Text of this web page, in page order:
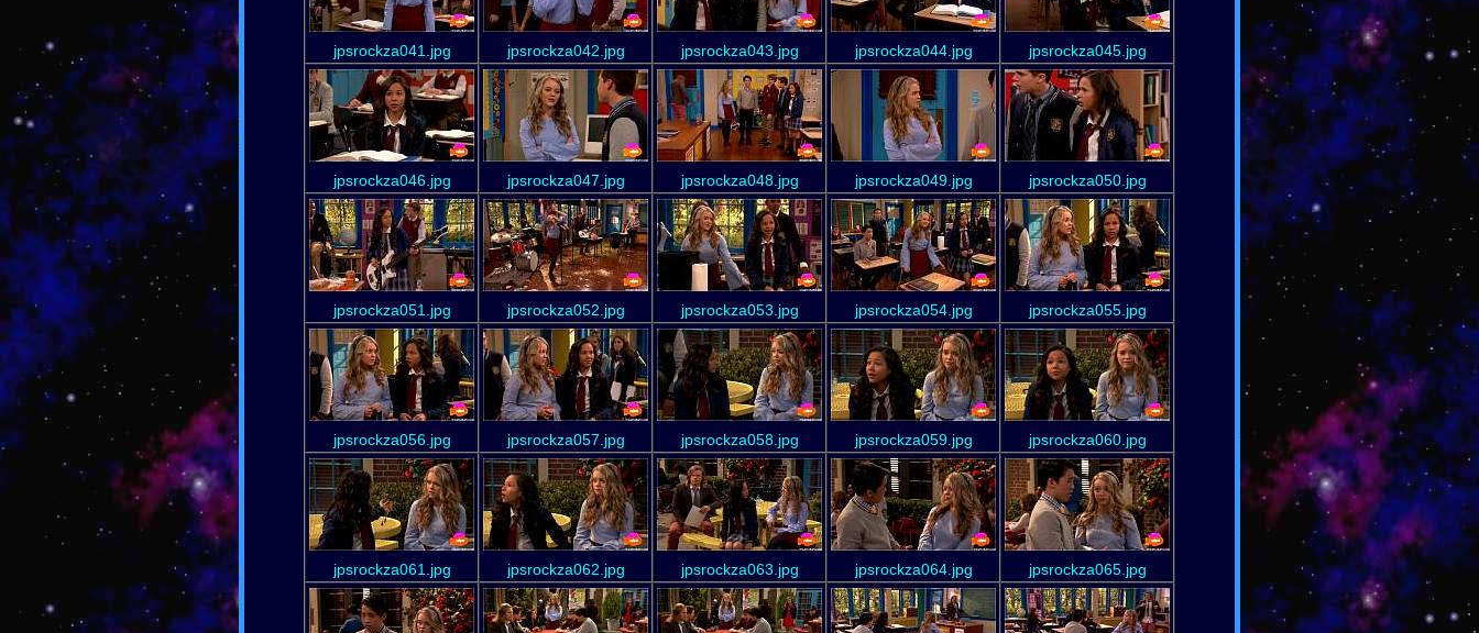
jpsrockza041.jpg jpsrockza042.jpg jpsrockza043.jpg jpsrockza044.jpg jpsrockza045.jpg
jpsrockza046.jpg jpsrockza047.jpg jpsrockza048.jpg jpsrockza049.jpg jpsrockza050.jpg
jpsrockza051.jpg jpsrockza052.jpg jpsrockza053.jpg jpsrockza054.jpg jpsrockza055.jpg
jpsrockza056.jpg jpsrockza057.jpg jpsrockza058.jpg jpsrockza059.jpg jpsrockza060.jpg
jpsrockza061.jpg jpsrockza062.jpg jpsrockza063.jpg jpsrockza064.jpg jpsrockza065.jpg